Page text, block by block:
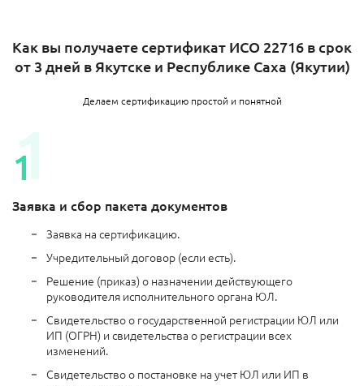
Как вы получаете сертификат ИСО 22716 в срок
от 3 дней в Якутске и Республике Саха (Якутии)
Делаем сертификацию простой и понятной
Заявка и сбор пакета документов
Заявка на сертификацию.
Учредительный договор (если есть).
Решение (приказ) о назначении действующего
руководителя исполнительного органа ЮЛ.
Свидетельство о государственной регистрации ЮЛ или
ИП (ОГРН) и свидетельства о регистрации всех
изменений.
Свидетельство о постановке на учет ЮЛ или ИП в